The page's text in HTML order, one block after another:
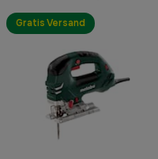
Gratis Versand